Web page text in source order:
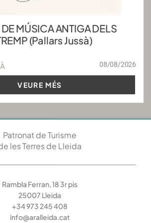
DE MÚSICA ANTIGA DELS
(Pallars Jussà)
08/08/2026
VEURE MÉS
Patronat de Turisme
les Terres de Lleida
Rambla Ferran, 18 3r pis
25007 Lleida
+34 973 245 408
info@aralleida.cat